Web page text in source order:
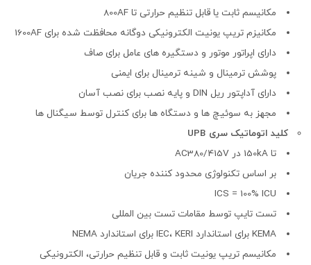
مکانیسم ثابت یا قابل تنظیم حرارتی تا 800AF
مکانیزم تریپ یونیت الکترونیکی دوگانه محافظت شده برای 1600AF
دارای اپراتور موتور و دستگیره های عامل برای صاف
پوشش ترمینال و شینه ترمینال برای ایمنی
دارای آداپتور ریل DIN و پایه نصب برای نصب آسان
مجهز به سوئیچ ها و دستگاه ها برای کنترل توسط سیگنال ها
کلید اتوماتیک سری UPB
تا 150kA در AC380/415V
بر اساس تکنولوژی محدود کننده جریان
ICS = 100% ICU
تست تایپ توسط مقامات تست بین المللی
KEMA برای استاندارد IEC، KERI برای استاندارد NEMA
مکانیسم تریپ یونیت ثابت و قابل تنظیم حرارتی، الکترونیکی